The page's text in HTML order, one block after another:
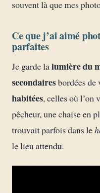
souvent là que mes
Ce que j’ai aimé
parfaites
Je garde lalumière du
secondairesbordées de
habitées, celles où l’on
pêcheur, une chaise en
trouvait parfois dans le
le lieu attendu.